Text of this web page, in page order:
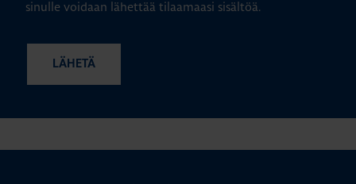
sinulle voidaan lähettää tilaamaasi sisältöä.